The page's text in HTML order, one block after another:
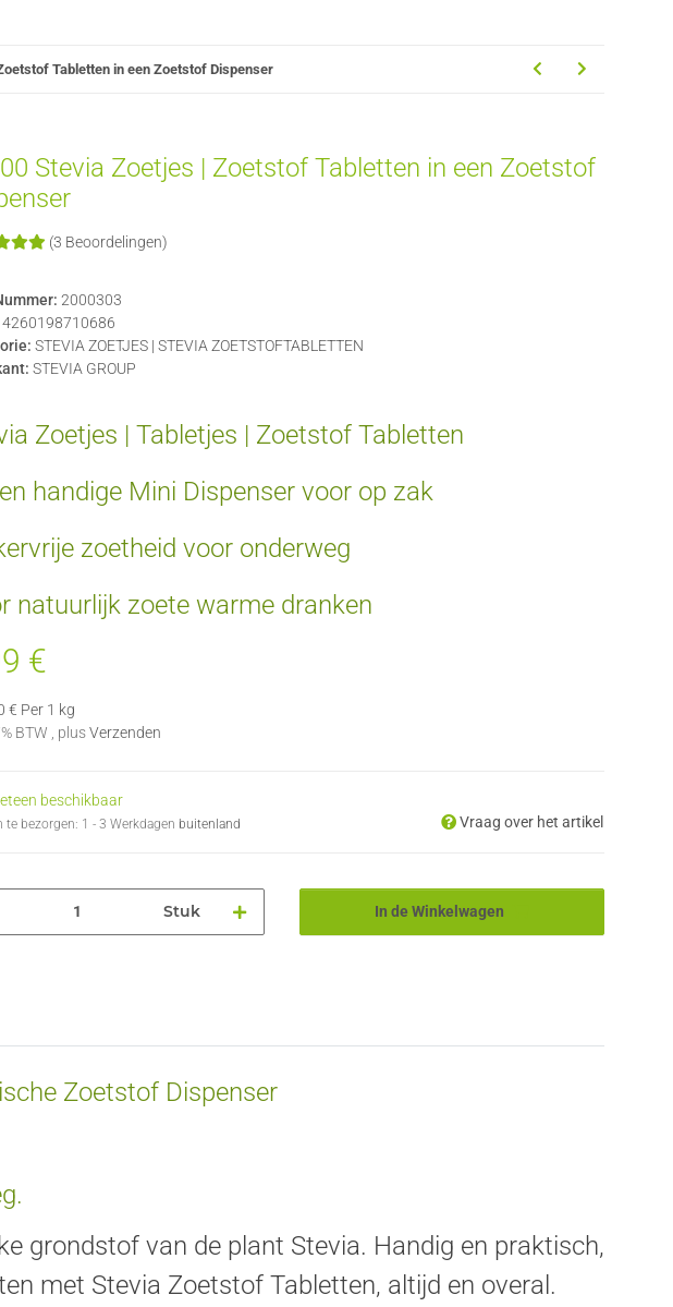
Tabletten in een Zoetstof Dispenser
Stevia Zoetjes | Zoetstof Tabletten in een Zoetstof
(3 Beoordelingen)
2000303
4260198710686
STEVIA ZOETJES | STEVIA ZOETSTOFTABLETTEN
STEVIA GROUP
Zoetjes | Tabletjes | Zoetstof Tabletten
handige Mini Dispenser voor op zak
zoetheid voor onderweg
natuurlijk zoete warme dranken
€
€ Per 1 kg
BTW , plusVerzenden
beschikbaar
te bezorgen: 1 - 3 Werkdagen buitenland Vraag over het artikel
Stuk In de Winkelwagen
Zoetstof Dispenser
grondstof van de plant Stevia. Handig en praktisch,
met Stevia Zoetstof Tabletten, altijd en overal.